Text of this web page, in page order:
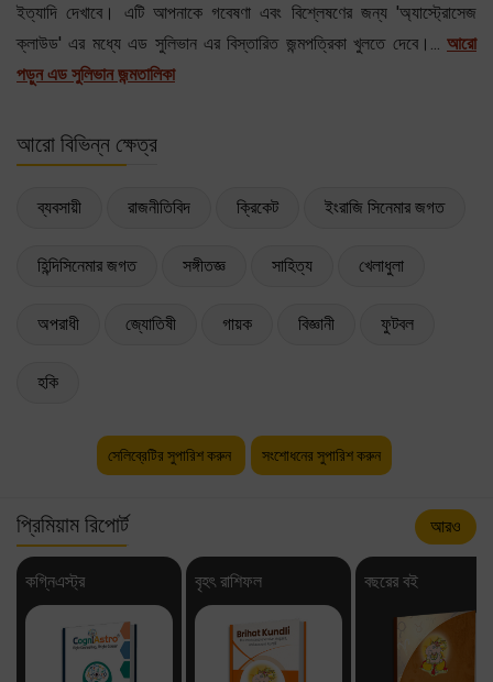
ইত্যাদি দেখাবে। এটি আপনাকে গবেষণা এবং বিশ্লেষণের জন্য 'অ্যাস্ট্রোসেজ
ক্লাউড' এর মধ্যে এড সুলিভান এর বিস্তারিত জন্মপত্রিকা খুলতে দেবে।... আরো
পড়ুন এড সুলিভান জন্মতালিকা
আরো বিভিন্ন ক্ষেত্র
ব্যবসায়ী রাজনীতিবিদ ক্রিকেট ইংরাজি সিনেমার জগত
হিন্দিসিনেমার জগত সঙ্গীতজ্ঞ সাহিত্য খেলাধুলা
অপরাধী জ্যোতিষী গায়ক বিজ্ঞানী ফুটবল
হকি
সেলিব্রেটির সুপারিশ করুন সংশোধনের সুপারিশ করুন
প্রিমিয়াম রিপোর্ট আরও
কগ্নিএস্ট্র বৃহৎ রাশিফল বছরের বই